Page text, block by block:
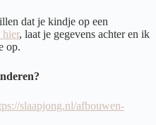
dat je kindje op een
, laat je gegevens achter en ik
op.
slaapjong.nl/afbouwen-